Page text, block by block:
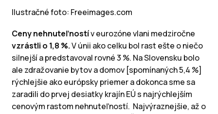
Ilustračné foto: Freeimages.com
Ceny nehnuteľnostív eurozóne vlani medziročne
vzrástli o 1,8 %.V únii ako celku bol rast ešte o niečo
silnejší a predstavoval rovné 3 %. Na Slovensku bolo
ale zdražovanie bytov a domov [spomínaných 5,4 %]
rýchlejšie ako európsky priemer a dokonca sme sa
zaradili do prvej desiatky krajín EÚ s najrýchlejším
cenovým rastom nehnuteľností. Najvýraznejšie, až o